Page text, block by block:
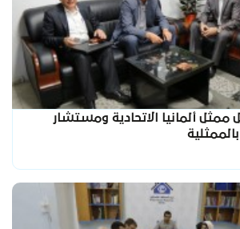
ممثل ألمانيا الاتحادية ومستشار